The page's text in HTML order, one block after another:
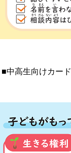
■中高生向けカード